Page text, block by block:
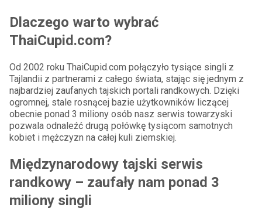
Dlaczego warto wybrać
ThaiCupid.com?
Od 2002 roku ThaiCupid.com połączyło tysiące singli z
Tajlandii z partnerami z całego świata, stając się jednym z
najbardziej zaufanych tajskich portali randkowych. Dzięki
ogromnej, stale rosnącej bazie użytkowników liczącej
obecnie ponad 3 miliony osób nasz serwis towarzyski
pozwala odnaleźć drugą połówkę tysiącom samotnych
kobiet i mężczyzn na całej kuli ziemskiej.
Międzynarodowy tajski serwis
randkowy – zaufały nam ponad 3
miliony singli